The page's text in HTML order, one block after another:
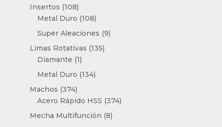
Insertos 108108
productos
Metal Duro 108108
productos
Super Aleaciones 99
Limas Rotativas 135135
Diamante 11
producto
Metal Duro 134134
Machos 374374
productos
Acero Rápido HSS 374374
Mecha Multifunción 88